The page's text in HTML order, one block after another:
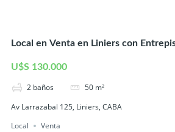
Local en Venta en Liniers con
U$S 130.000
2 baños 50 m²
Av Larrazabal 125, Liniers, CABA
Local
Venta